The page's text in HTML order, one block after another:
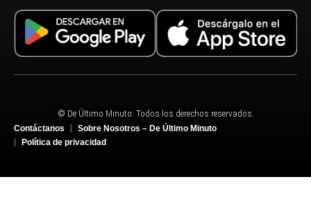
© De Último Minuto. Todos los derechos reservados.
Contáctanos
Sobre Nosotros – De Último Minuto
Política de privacidad